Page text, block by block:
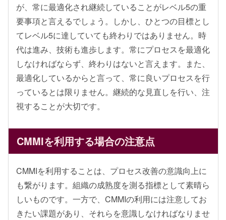
が、常に最適化され継続していることがレベル5の重
要事項と言えるでしょう。しかし、ひとつの目標とし
てレベル5に達していても終わりではありません。時
代は進み、技術も進歩します。常にプロセスを最適化
しなければならず、終わりはないと言えます。また、
最適化しているからと言って、常に良いプロセスを行
っているとは限りません。継続的な見直しを行い、注
視することが大切です。
CMMIを利用する場合の注意点
CMMIを利用することは、プロセス改善の意識向上に
も繋がります。組織の成熟度を測る指標として素晴ら
しいものです。一方で、CMMIの利用には注意してお
きたい課題があり、それらを意識しなければなりませ